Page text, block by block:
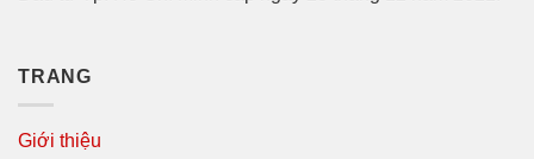
TRANG
Giới thiệu